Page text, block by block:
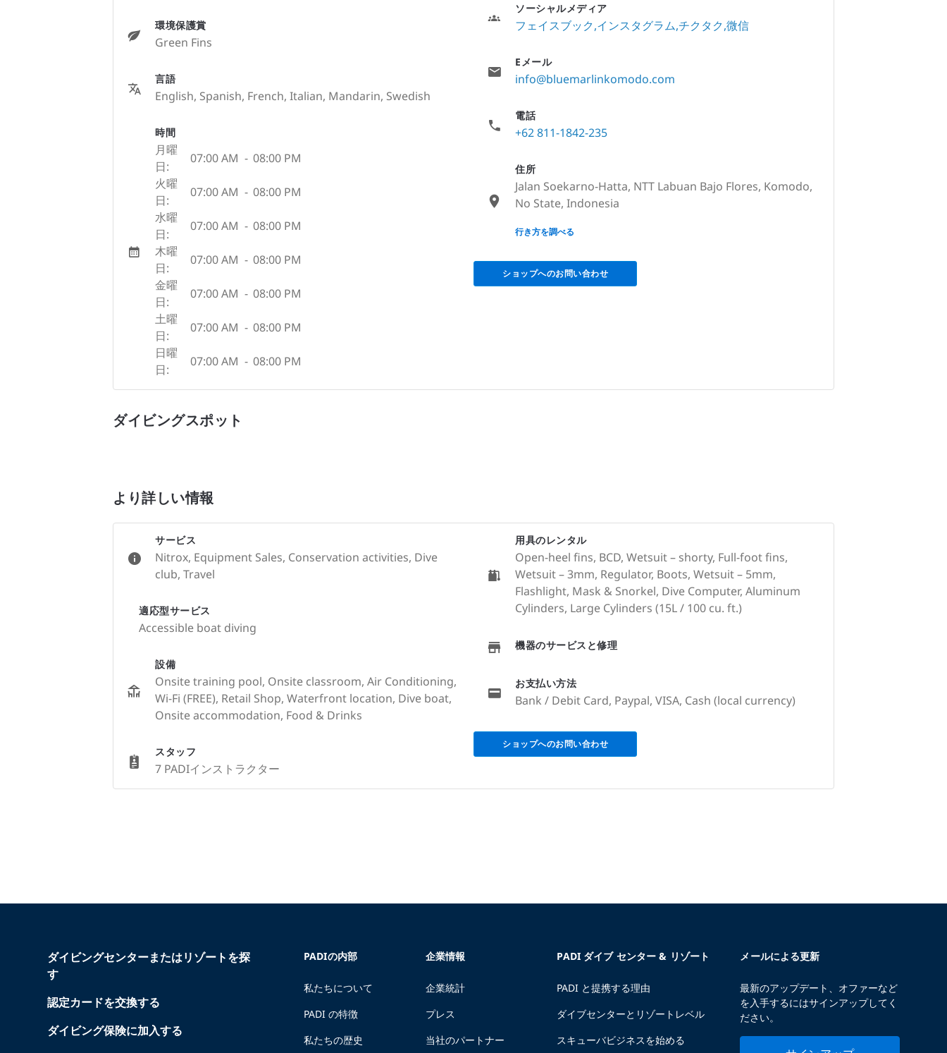
環境保護賞
Green Fins
言語
English, Spanish, French, Italian, Mandarin, Swedish
時間
月曜
日:
07:00 AM - 08:00 PM
火曜
日:
07:00 AM - 08:00 PM
水曜
日:
07:00 AM - 08:00 PM
木曜
日:
07:00 AM - 08:00 PM
金曜
日:
07:00 AM - 08:00 PM
土曜
日:
07:00 AM - 08:00 PM
日曜
日:
07:00 AM - 08:00 PM
ソーシャルメディア
フェイスブック インスタグラム チクタク 微信
Eメール
info@bluemarlinkomodo.com
電話
+62 811-1842-235
住所
Jalan Soekarno-Hatta, NTT Labuan Bajo Flores, Komodo,
No State, Indonesia
None
行き方を調べる
ショップへのお問い合わせ
ダイビングスポット
より詳しい情報
サービス
Nitrox, Equipment Sales, Conservation activities, Dive
club, Travel
適応型サービス
Accessible boat diving
設備
Onsite training pool, Onsite classroom, Air Conditioning,
Wi-Fi (FREE), Retail Shop, Waterfront location, Dive boat,
Onsite accommodation, Food & Drinks
スタッフ
7 PADIインストラクター
用具のレンタル
Open-heel fins, BCD, Wetsuit – shorty, Full-foot fins,
Wetsuit – 3mm, Regulator, Boots, Wetsuit – 5mm,
Flashlight, Mask & Snorkel, Dive Computer, Aluminum
Cylinders, Large Cylinders (15L / 100 cu. ft.)
機器のサービスと修理
お支払い方法
Bank / Debit Card, Paypal, VISA, Cash (local currency)
ショップへのお問い合わせ
ダイビングセンターまたはリゾートを探
す
認定カードを交換する
ダイビング保険に加入する
PADIの内部
私たちについて
PADI の特徴
私たちの歴史
企業情報
企業統計
プレス
当社のパートナー
PADI ダイブ センター & リゾート
PADI と提携する理由
ダイブセンターとリゾートレベル
スキューバビジネスを始める
メールによる更新
最新のアップデート、オファーなど
を入手するにはサインアップしてく
ださい。